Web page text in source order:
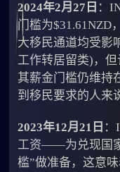
2024年2月27日 ：
门槛为$31.61NZD
大移民通道均受影
工作转居留类)，但
其薪金门槛仍维持
到移民要求的人来
2023年12月21日
工资——为兑现国
槛”做准备，这意